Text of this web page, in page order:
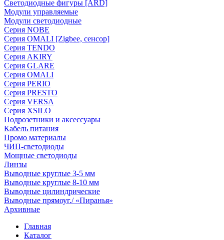
Светодиодные фигуры [ARD]
Модули управляемые
Модули светодиодные
Серия NOBE
Серия OMALI [Zigbee, сенсор]
Серия TENDO
Серия AKIRY
Серия GLARE
Серия OMALI
Серия PERIO
Серия PRESTO
Серия VERSA
Серия XSILO
Подрозетники и аксессуары
Кабель питания
Промо материалы
ЧИП-светодиоды
Мощные светодиоды
Линзы
Выводные круглые 3-5 мм
Выводные круглые 8-10 мм
Выводные цилиндрические
Выводные прямоуг./ «Пиранья»
Архивные
Главная
Каталог